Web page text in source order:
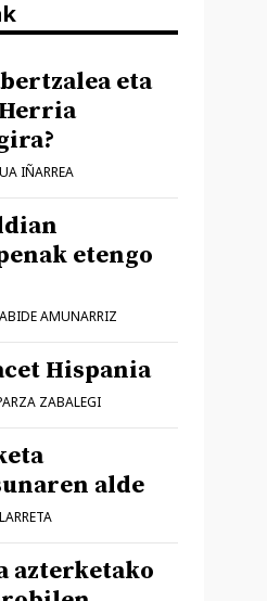
eta
IÑARREA
etengo
AMUNARRIZ
Hispania
ZABALEGI
alde
azterketako